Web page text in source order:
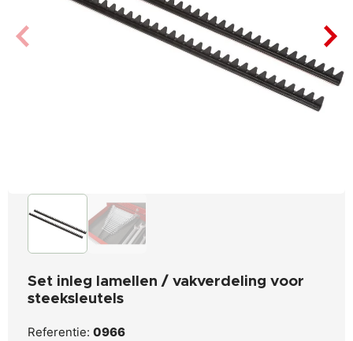
Set inleg lamellen / vakverdeling voor
steeksleutels
Referentie: 0966